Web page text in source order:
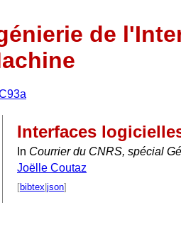
de
Interfaces
In Courrier du CNRS, spécial
Joëlle Coutaz
[bibtex json]